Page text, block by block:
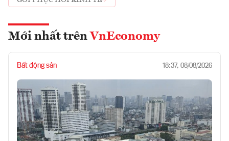
Mới nhất trên VnEconomy
Bất động sản 18:37, 08/08/2026